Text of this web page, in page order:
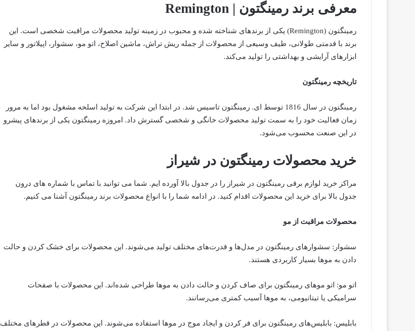
معرفی برند رمینگتون | Remington
رمینگتون (Remington) یکی از برندهای شناخته شده و محبوب در زمینه تولید محصولات مراقبت شخصی است. این
برند با قدمتی طولانی، طیف وسیعی از محصولات از جمله ریش تراش، ماشین اصلاح، اتو مو، سشوار، اپیلاتور و سایر
ابزارهای آرایشی و بهداشتی را تولید می‌کند.
تاریخچه رمینگتون
رمینگتون در سال 1816 توسط ای. رمینگتون تاسیس شد. در ابتدا این شرکت به تولید اسلحه مشغول بود اما به مرور
زمان فعالیت خود را به سمت تولید محصولات خانگی و شخصی گسترش داد. امروزه رمینگتون یکی از برندهای پیشرو
در این صنعت محسوب می‌شود.
خرید محصولات رمینگتون در شیراز
مراکز خرید لوازم برقی رمینگتون در شیراز را در جدول بالا آورده ایم. شما می توانید با تماس با شماره های درون
جدول بالا برای خرید این محصولات اقدام کنید. در ادامه شما را با انواع محصولات برند رمینگتون آشنا می کنیم.
محصولات مراقبت از مو
سشوار: سشوارهای رمینگتون در مدل‌ها و قدرت‌های مختلف تولید می‌شوند. این محصولات برای خشک کردن و حالت
دادن به موها بسیار کاربردی هستند.
اتو مو: اتو موهای رمینگتون برای صاف کردن و حالت دادن به موها طراحی شده‌اند. این محصولات با صفحات
سرامیکی یا تیتانیومی، به موها آسیب کمتری می‌رسانند.
بابلیس: بابلیس‌های رمینگتون برای فر کردن و ایجاد موج در موها استفاده می‌شوند. این محصولات در قطرهای مختلف